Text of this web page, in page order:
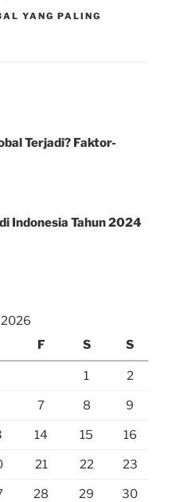
YANG PALING
Terjadi? Faktor-
Indonesia Tahun 2024
F S S
1 2
7 8 9
14 15 16
21 22 23
28 29 30